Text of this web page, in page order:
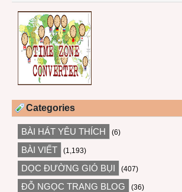
Categories
BÀI HÁT YÊU THÍCH (6)
BÀI VIẾT (1,193)
DỌC ĐƯỜNG GIÓ BỤI (407)
ĐỖ NGỌC TRANG BLOG (36)